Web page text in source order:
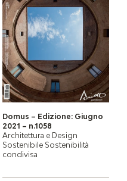
Domus – Edizione: Giugno
2021 – n.1058
Architettura e Design
Sostenibile Sostenibilità
condivisa